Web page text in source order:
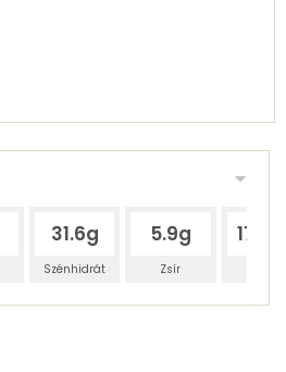
31.6g
Szénhidrát
5.9g
Zsír